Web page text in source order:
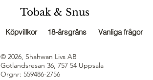
Tobak & Snus
Köpvillkor 18-årsgräns Vanliga frågor
© 2026, Shahwan Livs AB
Gotlandsresan 36, 757 54 Uppsala
Orgnr: 559486-2756